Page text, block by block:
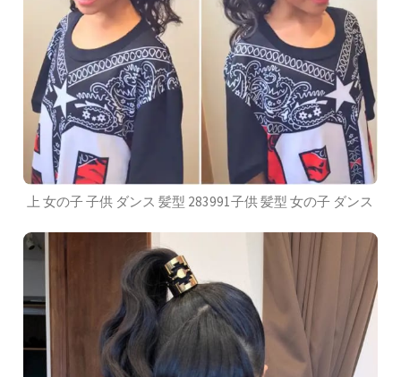
上 女の子 子供 ダンス 髪型 283991子供 髪型 女の子 ダンス